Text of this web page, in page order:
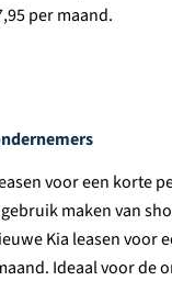
per maand.
voor een korte
maken van
Kia leasen voor
Ideaal voor de